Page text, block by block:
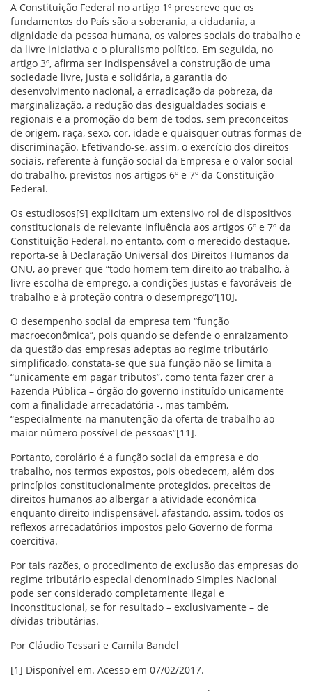
A Constituição Federal no artigo 1º prescreve que os
fundamentos do País são a soberania, a cidadania, a
dignidade da pessoa humana, os valores sociais do trabalho e
da livre iniciativa e o pluralismo político. Em seguida, no
artigo 3º, afirma ser indispensável a construção de uma
sociedade livre, justa e solidária, a garantia do
desenvolvimento nacional, a erradicação da pobreza, da
marginalização, a redução das desigualdades sociais e
regionais e a promoção do bem de todos, sem preconceitos
de origem, raça, sexo, cor, idade e quaisquer outras formas de
discriminação. Efetivando-se, assim, o exercício dos direitos
sociais, referente à função social da Empresa e o valor social
do trabalho, previstos nos artigos 6º e 7º da Constituição
Federal.
Os estudiosos[9] explicitam um extensivo rol de dispositivos
constitucionais de relevante influência aos artigos 6º e 7º da
Constituição Federal, no entanto, com o merecido destaque,
reporta-se à Declaração Universal dos Direitos Humanos da
ONU, ao prever que “todo homem tem direito ao trabalho, à
livre escolha de emprego, a condições justas e favoráveis de
trabalho e à proteção contra o desemprego”[10].
O desempenho social da empresa tem “função
macroeconômica”, pois quando se defende o enraizamento
da questão das empresas adeptas ao regime tributário
simplificado, constata-se que sua função não se limita a
“unicamente em pagar tributos”, como tenta fazer crer a
Fazenda Pública – órgão do governo instituído unicamente
com a finalidade arrecadatória -, mas também,
“especialmente na manutenção da oferta de trabalho ao
maior número possível de pessoas”[11].
Portanto, corolário é a função social da empresa e do
trabalho, nos termos expostos, pois obedecem, além dos
princípios constitucionalmente protegidos, preceitos de
direitos humanos ao albergar a atividade econômica
enquanto direito indispensável, afastando, assim, todos os
reflexos arrecadatórios impostos pelo Governo de forma
coercitiva.
Por tais razões, o procedimento de exclusão das empresas do
regime tributário especial denominado Simples Nacional
pode ser considerado completamente ilegal e
inconstitucional, se for resultado – exclusivamente – de
dívidas tributárias.
Por Cláudio Tessari e Camila Bandel
[1] Disponível em. Acesso em 07/02/2017.